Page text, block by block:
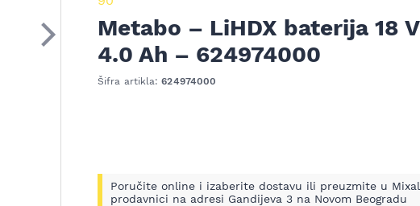
Sledeći
Metabo – LiHDX baterija 18
4.0 Ah – 624974000
Šifra artikla:624974000
Poručite online i izaberite dostavu ili preuzmite u Mixal
prodavnici na adresi Gandijeva 3 na Novom Beogradu